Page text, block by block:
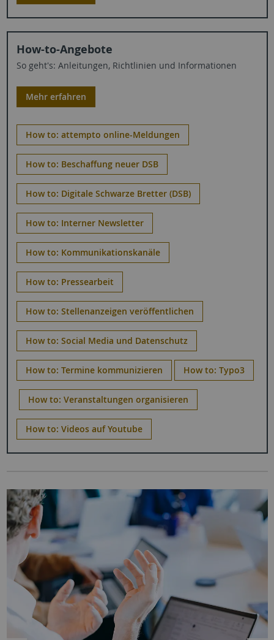
How-to-Angebote
So geht's: Anleitungen, Richtlinien und Informationen
Mehr erfahren
How to: attempto online-Meldungen
How to: Beschaffung neuer DSB
How to: Digitale Schwarze Bretter (DSB)
How to: Interner Newsletter
How to: Kommunikationskanäle
How to: Pressearbeit
How to: Stellenanzeigen veröffentlichen
How to: Social Media und Datenschutz
How to: Termine kommunizieren How to: Typo3
How to: Veranstaltungen organisieren
How to: Videos auf Youtube